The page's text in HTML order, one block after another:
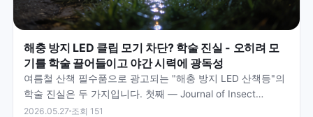
해충 방지 LED 클립 모기 차단? 학술 진실 - 오히려 모
기를 학술 끌어들이고 야간 시력에 광독성
여름철 산책 필수품으로 광고되는 "해충 방지 LED 산책등"의
학술 진실은 두 가지입니다. 첫째 — Journal of Insect
Science 2017 학술 (New…
2026.05.27 조회 151